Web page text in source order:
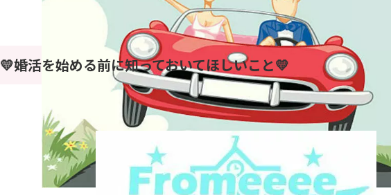
💛婚活を始める前に知っておいてほしいこと💛